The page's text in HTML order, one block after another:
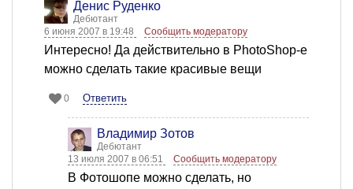
Денис Руденко
Дебютант
6 июня 2007 в 19:48
Сообщить модератору
Интересно! Да действительно в PhotoShop-e
можно сделать такие красивые вещи
0 Ответить
Владимир Зотов
Дебютант
13 июля 2007 в 06:51
Сообщить модератору
В Фотошопе можно сделать, но